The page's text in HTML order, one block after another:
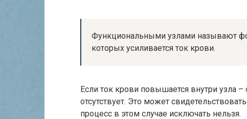
Функциональными узлами называют
которых усиливается ток крови.
Если ток крови повышается внутри узла
отсутствует. Это может
процесс в этом случае исключать нельзя.